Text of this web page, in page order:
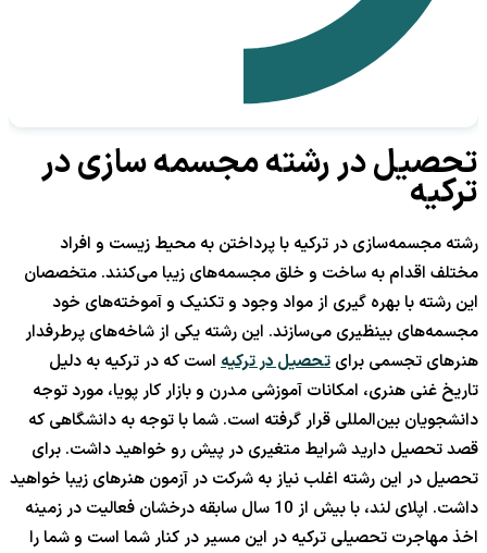
تحصیل در رشته مجسمه سازی در
ترکیه
رشته مجسمه‌سازی در ترکیه با پرداختن به محیط زیست و افراد
مختلف اقدام به ساخت و خلق مجسمه‌های زیبا می‌کنند. متخصصان
این رشته با بهره گیری از مواد وجود و تکنیک و آموخته‌های خود
مجسمه‌های بینظیری می‌سازند. این رشته یکی از شاخه‌های پرطرفدار
هنرهای تجسمی برای تحصیل در ترکیه است که در ترکیه به دلیل
تاریخ غنی هنری، امکانات آموزشی مدرن و بازار کار پویا، مورد توجه
دانشجویان بین‌المللی قرار گرفته است. شما با توجه به دانشگاهی که
قصد تحصیل دارید شرایط متغیری در پیش رو خواهید داشت. برای
تحصیل در این رشته اغلب نیاز به شرکت در آزمون هنرهای زیبا خواهید
داشت. اپلای لند، با بیش از 10 سال سابقه درخشان فعالیت در زمینه
اخذ مهاجرت تحصیلی ترکیه در این مسیر در کنار شما است و شما را